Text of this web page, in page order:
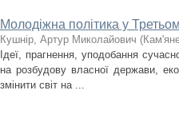
Молодіжна політика у
Кушнір, Артур Миколайович (
Ідеї, прагнення, уподобання
на розбудову власної держави,
змінити світ на ...